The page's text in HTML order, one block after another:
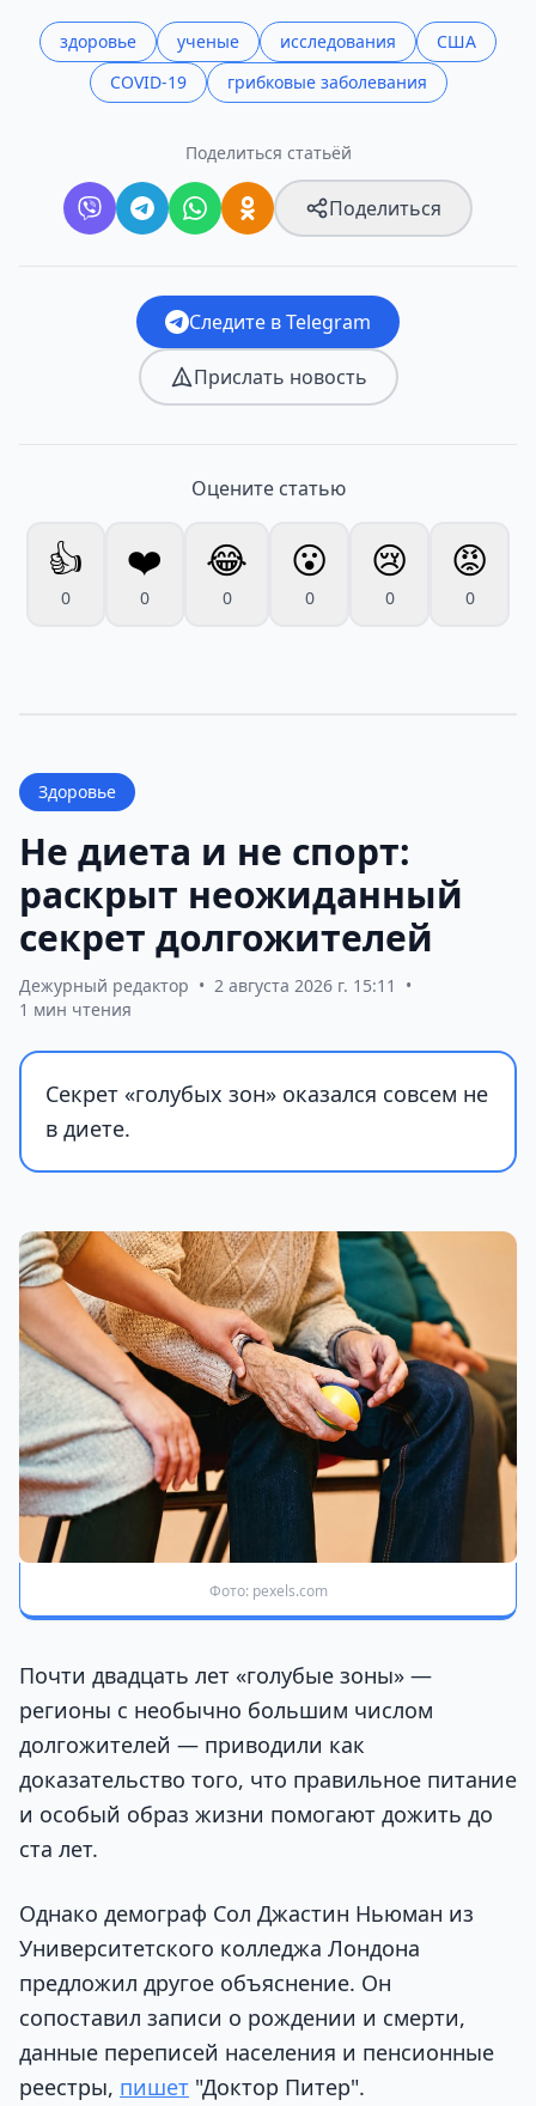
здоровье ученые исследования
США
COVID-19
грибковые заболевания
Поделиться статьёй
Поделиться
Следите в Telegram
Прислать новость
Оцените статью
👍
0
❤️
0
😂
0
😮
0
😢
0
😡
0
Здоровье
Не диета и не спорт:
раскрыт неожиданный
секрет долгожителей
Дежурный редактор • 2 августа 2026 г. 15:11
•
1 мин чтения
Секрет «голубых зон» оказался совсем не
в диете.
Фото: pexels.com
Почти двадцать лет «голубые зоны» —
регионы с необычно большим числом
долгожителей — приводили как
доказательство того, что правильное питание
и особый образ жизни помогают дожить до
ста лет.
Однако демограф Сол Джастин Ньюман из
Университетского колледжа Лондона
предложил другое объяснение. Он
сопоставил записи о рождении и смерти,
данные переписей населения и пенсионные
реестры, пишет "Доктор Питер".